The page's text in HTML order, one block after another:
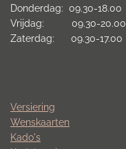
Donderdag: 09.30-18.00
Vrijdag: 09.30-20.00
Zaterdag: 09.30-17.00
Versiering
Wenskaarten
Kado's